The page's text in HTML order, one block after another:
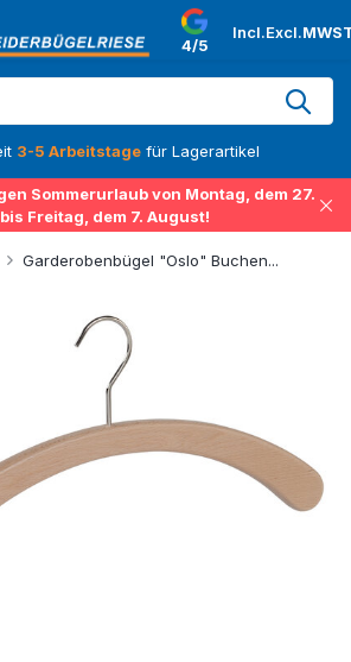
4/5
Incl.Excl.
3-5 Arbeitstage für Lagerartikel
Sommerurlaub von Montag, dem 27.
Freitag, dem 7. August!
Garderobenbügel "Oslo" Buchen...